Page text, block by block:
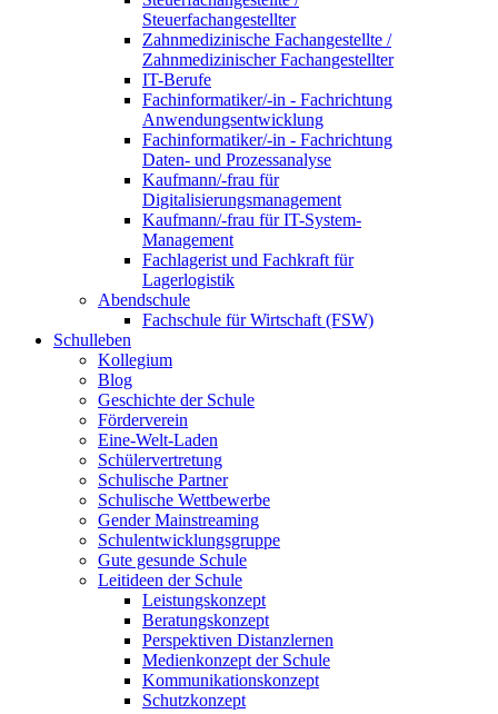
Steuerfachangestellter
Zahnmedizinische Fachangestellte /
Zahnmedizinischer Fachangestellter
IT-Berufe
Fachinformatiker/-in - Fachrichtung
Anwendungsentwicklung
Fachinformatiker/-in - Fachrichtung
Daten- und Prozessanalyse
Kaufmann/-frau für
Digitalisierungsmanagement
Kaufmann/-frau für IT-System-
Management
Fachlagerist und Fachkraft für
Lagerlogistik
Abendschule
Fachschule für Wirtschaft (FSW)
Schulleben
Kollegium
Blog
Geschichte der Schule
Förderverein
Eine-Welt-Laden
Schülervertretung
Schulische Partner
Schulische Wettbewerbe
Gender Mainstreaming
Schulentwicklungsgruppe
Gute gesunde Schule
Leitideen der Schule
Leistungskonzept
Beratungskonzept
Perspektiven Distanzlernen
Medienkonzept der Schule
Kommunikationskonzept
Schutzkonzept